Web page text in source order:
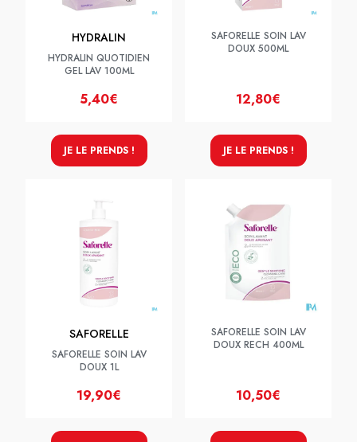
HYDRALIN
HYDRALIN QUOTIDIEN
GEL LAV 100ML
5,40€
JE LE PRENDS !
SAFORELLE SOIN LAV
DOUX 500ML
12,80€
JE LE PRENDS !
SAFORELLE
SAFORELLE SOIN LAV
DOUX 1L
19,90€
SAFORELLE SOIN LAV
DOUX RECH 400ML
10,50€